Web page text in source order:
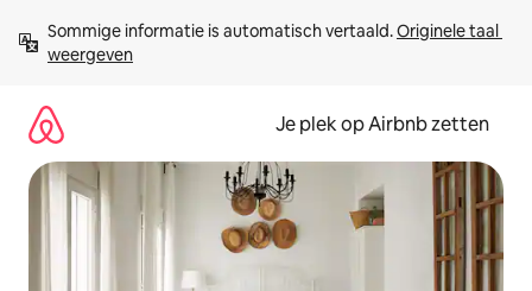
direct
naar
Sommige informatie is automatisch vertaald. Originele taal
weergeven
Je plek op Airbnb zetten